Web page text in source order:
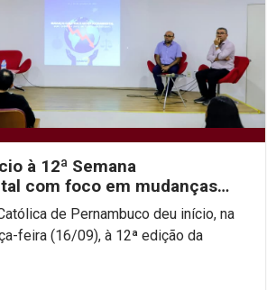
à 12ª Semana
com foco em mudanças
de Pernambuco deu início, na
feira (16/09), à 12ª edição da